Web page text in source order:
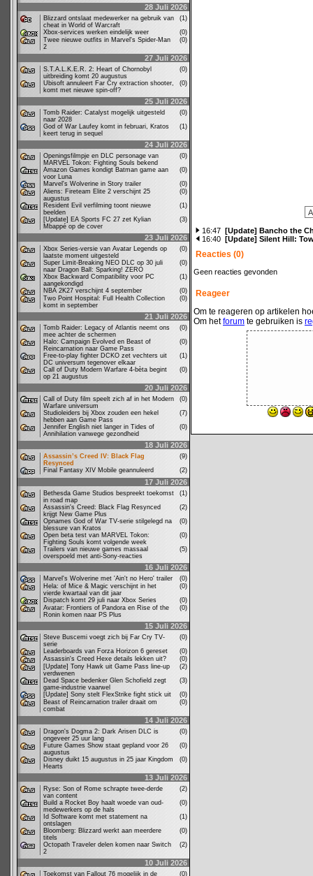
28 Juli 2026
Blizzard ontslaat medewerker na gebruik van
cheat in World of Warcraft
(1)
Xbox-services werken eindelijk weer
(0)
Twee nieuwe outfits in Marvel's Spider-Man
2
(0)
27 Juli 2026
S.T.A.L.K.E.R. 2: Heart of Chornobyl
uitbreiding komt 20 augustus
(0)
Ubisoft annuleert Far Cry extraction shooter,
komt met nieuwe spin-off?
(0)
25 Juli 2026
Tomb Raider: Catalyst mogelijk uitgesteld
naar 2028
(0)
God of War Laufey komt in februari, Kratos
keert terug in sequel
(1)
24 Juli 2026
Openingsfilmpje en DLC personage van
MARVEL Tokon: Fighting Souls bekend
(0)
Amazon Games kondigt Batman game aan
voor Luna
(0)
Marvel's Wolverine in Story trailer
(0)
Aliens: Fireteam Elite 2 verschijnt 25
augustus
(0)
Resident Evil verfilming toont nieuwe
beelden
(1)
[Update] EA Sports FC 27 zet Kylian
Mbappé op de cover
(3)
23 Juli 2026
Xbox Series-versie van Avatar Legends op
laatste moment uitgesteld
(0)
Super Limit-Breaking NEO DLC op 30 juli
naar Dragon Ball: Sparking! ZERO
(0)
Xbox Backward Compatibility voor PC
aangekondigd
(1)
NBA 2K27 verschijnt 4 september
(0)
Two Point Hospital: Full Health Collection
komt in september
(0)
21 Juli 2026
Tomb Raider: Legacy of Atlantis neemt ons
mee achter de schermen
(0)
Halo: Campaign Evolved en Beast of
Reincarnation naar Game Pass
(0)
Free-to-play fighter DCKO zet vechters uit
DC universum tegenover elkaar
(1)
Call of Duty Modern Warfare 4-bèta begint
op 21 augustus
(0)
20 Juli 2026
Call of Duty film speelt zich af in het Modern
Warfare universum
(0)
Studioleiders bij Xbox zouden een hekel
hebben aan Game Pass
(7)
Jennifer English niet langer in Tides of
Annihilation vanwege gezondheid
(0)
18 Juli 2026
Assassin’s Creed IV: Black Flag
Resynced
(9)
Final Fantasy XIV Mobile geannuleerd
(2)
17 Juli 2026
Bethesda Game Studios bespreekt toekomst
in road map
(1)
Assassin's Creed: Black Flag Resynced
krijgt New Game Plus
(2)
Opnames God of War TV-serie stilgelegd na
blessure van Kratos
(0)
Open beta test van MARVEL Tokon:
Fighting Souls komt volgende week
(0)
Trailers van nieuwe games massaal
overspoeld met anti-Sony-reacties
(5)
16 Juli 2026
Marvel's Wolverine met 'Ain't no Hero' trailer
(0)
Hela: of Mice & Magic verschijnt in het
vierde kwartaal van dit jaar
(0)
Dispatch komt 29 juli naar Xbox Series
(0)
Avatar: Frontiers of Pandora en Rise of the
Ronin komen naar PS Plus
(0)
15 Juli 2026
Steve Buscemi voegt zich bij Far Cry TV-
serie
(0)
Leaderboards van Forza Horizon 6 gereset
(0)
Assassin's Creed Hexe details lekken uit?
(0)
[Update] Tony Hawk uit Game Pass line-up
verdwenen
(2)
Dead Space bedenker Glen Schofield zegt
game-industrie vaarwel
(3)
[Update] Sony stelt FlexStrike fight stick uit
(0)
Beast of Reincarnation trailer draait om
combat
(0)
14 Juli 2026
Dragon's Dogma 2: Dark Arisen DLC is
ongeveer 25 uur lang
(0)
Future Games Show staat gepland voor 26
augustus
(0)
Disney duikt 15 augustus in 25 jaar Kingdom
Hearts
(0)
13 Juli 2026
Ryse: Son of Rome schrapte twee-derde
van content
(2)
Build a Rocket Boy haalt woede van oud-
medewerkers op de hals
(0)
Id Software komt met statement na
ontslagen
(1)
Bloomberg: Blizzard werkt aan meerdere
titels
(0)
Octopath Traveler delen komen naar Switch
2
(2)
10 Juli 2026
Toekomst van Fallout 76 mogelijk in de (0)
16:47 [Update] Bancho the
16:40 [Update] Silent Hill:
Reacties (0)
Geen reacties gevonden
Reageer
Om te reageren op artikelen
Om hetforum te gebruiken is